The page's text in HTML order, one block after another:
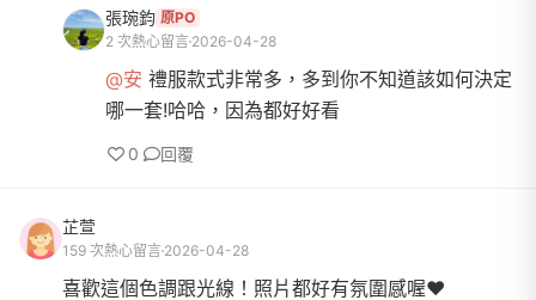
張琬鈞 原PO
2 次熱心留言 2026-04-28
@安 禮服款式非常多，多到你不知道該如何決定
哪一套!哈哈，因為都好好看
0 回覆
芷萱
159 次熱心留言 2026-04-28
喜歡這個色調跟光線！照片都好有氛圍感喔❤️